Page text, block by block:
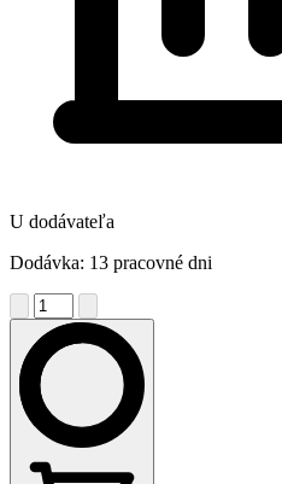
U dodávateľa
Dodávka: 13 pracovné dni